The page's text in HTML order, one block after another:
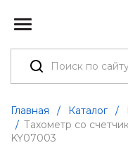
Главная / Каталог /
/ Тахометр со
KY07003